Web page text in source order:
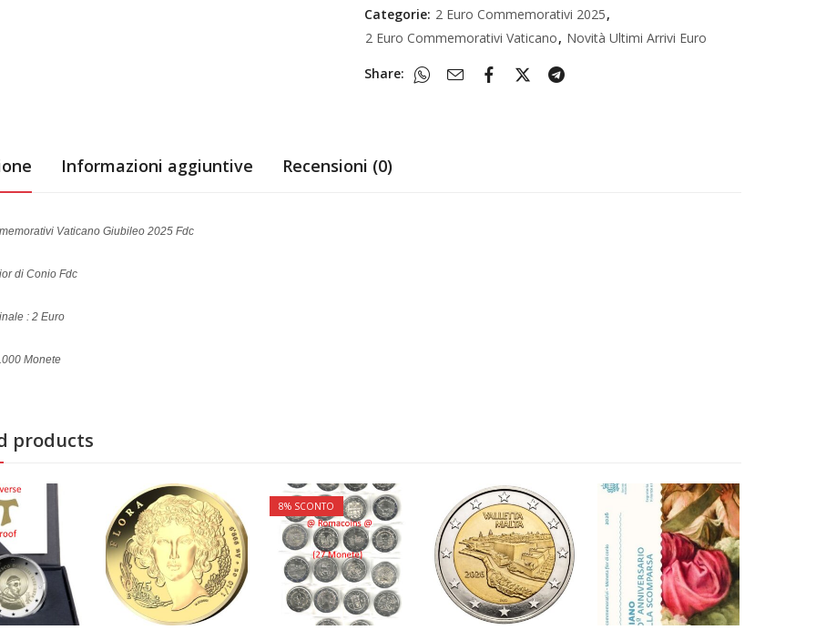
Categorie: 2 Euro Commemorativi 2025,
2 Euro Commemorativi Vaticano, Novità Ultimi Arrivi Euro
Share:
Informazioni aggiuntive Recensioni (0)
Vaticano Giubileo 2025 Fdc
di Conio Fdc
: 2 Euro
Monete
products
8% SCONTO